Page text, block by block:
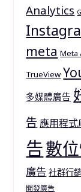
Analytics
meta Meta
TrueView
多媒體廣告
告 應用程式
告數
廣告 社群行
開發廣告